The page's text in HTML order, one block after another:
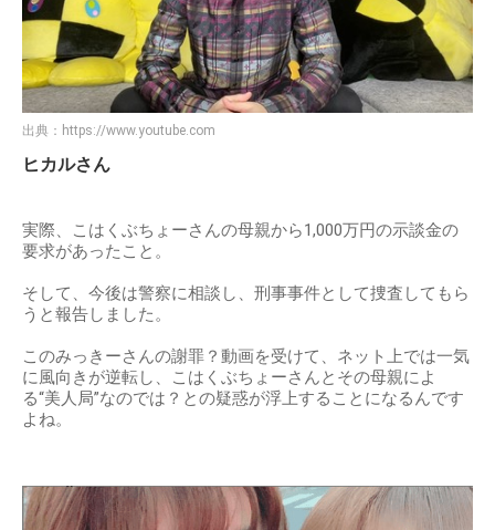
出典： https://www.youtube.com
ヒカルさん
実際、こはくぶちょーさんの母親から1,000万円の示談金の
要求があったこと。
そして、今後は警察に相談し、刑事事件として捜査してもら
うと報告しました。
このみっきーさんの謝罪？動画を受けて、ネット上では一気
に風向きが逆転し、こはくぶちょーさんとその母親によ
る“美人局”なのでは？との疑惑が浮上することになるんです
よね。